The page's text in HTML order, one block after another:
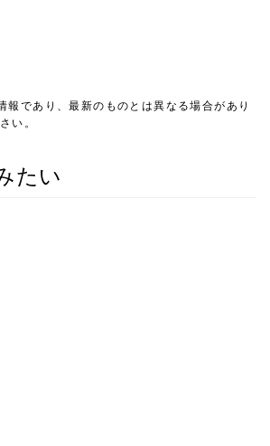
報であり、最新のものとは異なる場合があり
い。
たい